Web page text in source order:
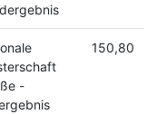
-
150,80